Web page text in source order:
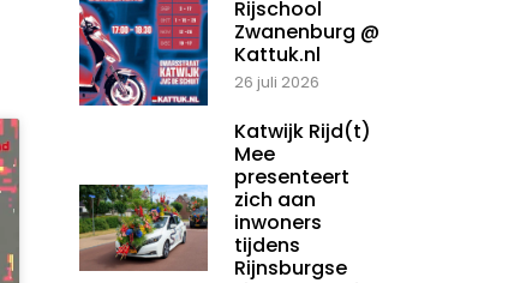
Rijschool
Zwanenburg @
Kattuk.nl
26 juli 2026
Katwijk Rijd(t)
Mee
presenteert
zich aan
inwoners
tijdens
Rijnsburgse